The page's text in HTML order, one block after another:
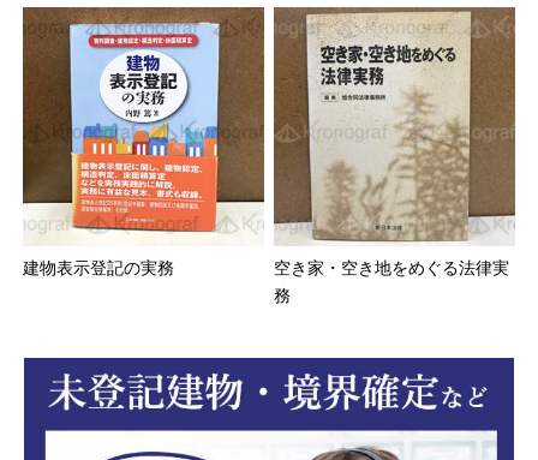
建物表示登記の実務
空き家・空き地をめぐる法律実
務